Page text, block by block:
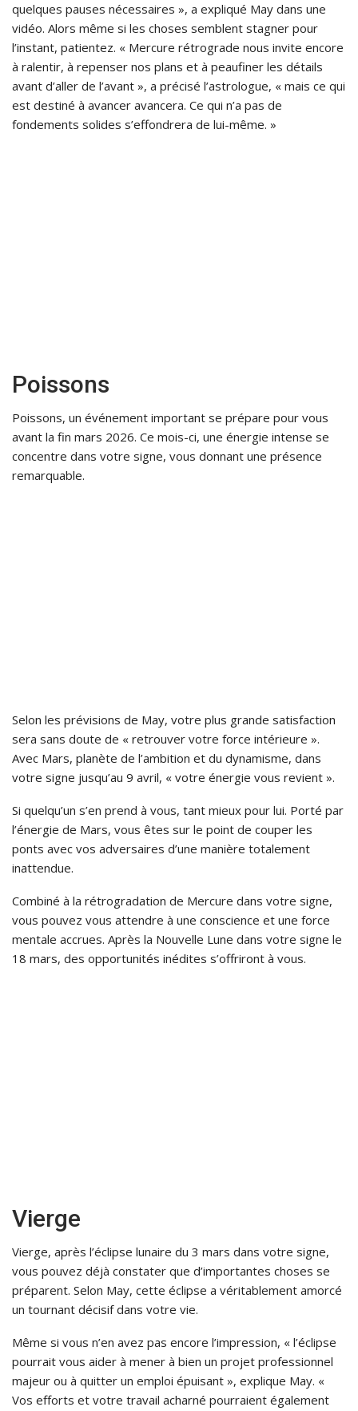
quelques pauses nécessaires », a expliqué May dans une
vidéo. Alors même si les choses semblent stagner pour
l’instant, patientez. « Mercure rétrograde nous invite encore
à ralentir, à repenser nos plans et à peaufiner les détails
avant d’aller de l’avant », a précisé l’astrologue, « mais ce qui
est destiné à avancer avancera. Ce qui n’a pas de
fondements solides s’effondrera de lui-même. »
Poissons
Poissons, un événement important se prépare pour vous
avant la fin mars 2026. Ce mois-ci, une énergie intense se
concentre dans votre signe, vous donnant une présence
remarquable.
Selon les prévisions de May, votre plus grande satisfaction
sera sans doute de « retrouver votre force intérieure ».
Avec Mars, planète de l’ambition et du dynamisme, dans
votre signe jusqu’au 9 avril, « votre énergie vous revient ».
Si quelqu’un s’en prend à vous, tant mieux pour lui. Porté par
l’énergie de Mars, vous êtes sur le point de couper les
ponts avec vos adversaires d’une manière totalement
inattendue.
Combiné à la rétrogradation de Mercure dans votre signe,
vous pouvez vous attendre à une conscience et une force
mentale accrues. Après la Nouvelle Lune dans votre signe le
18 mars, des opportunités inédites s’offriront à vous.
Vierge
Vierge, après l’éclipse lunaire du 3 mars dans votre signe,
vous pouvez déjà constater que d’importantes choses se
préparent. Selon May, cette éclipse a véritablement amorcé
un tournant décisif dans votre vie.
Même si vous n’en avez pas encore l’impression, « l’éclipse
pourrait vous aider à mener à bien un projet professionnel
majeur ou à quitter un emploi épuisant », explique May. «
Vos efforts et votre travail acharné pourraient également